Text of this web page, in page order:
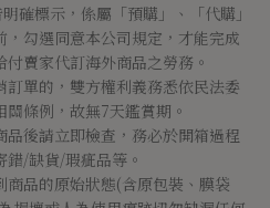
確標示，係屬「預購」、「代購」
勾選同意本公司規定，才能完成
賣家代訂海外商品之勞務。
單的，雙方權利義務悉依民法委
條例，故無7天鑑賞期。
後請立即檢查，務必於開箱過程
/缺貨/瑕疵品等。
品的原始狀態(含原包裝、膜袋